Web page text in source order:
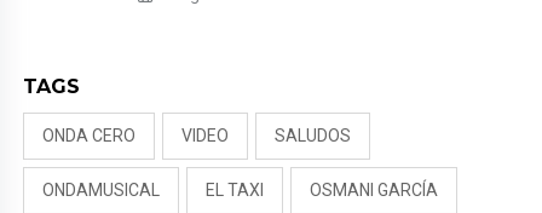
TAGS
ONDA CERO VIDEO SALUDOS
ONDAMUSICAL EL TAXI OSMANI GARCÍA